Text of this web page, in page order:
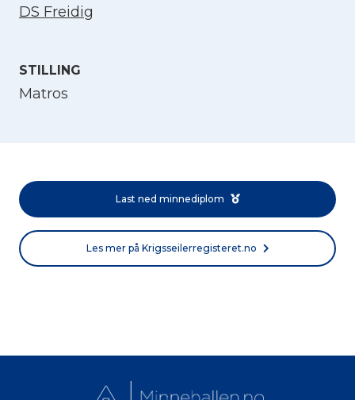
DS Freidig
STILLING
Matros
Last ned minnediplom
Les mer på Krigsseilerregisteret.no
Norsk bokmål